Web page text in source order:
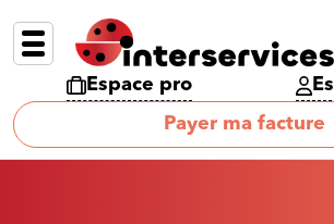
Espace pro
Payer ma facture